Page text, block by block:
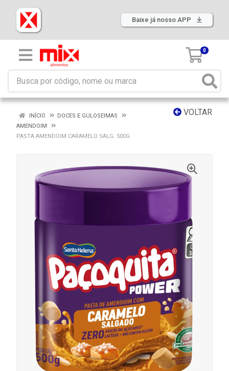
Baixe já nosso APP
0
VOLTAR
INÍCIO
DOCES E GULOSEIMAS
AMENDOIM
PASTA AMENDOIM CARAMELO SALG. 500G